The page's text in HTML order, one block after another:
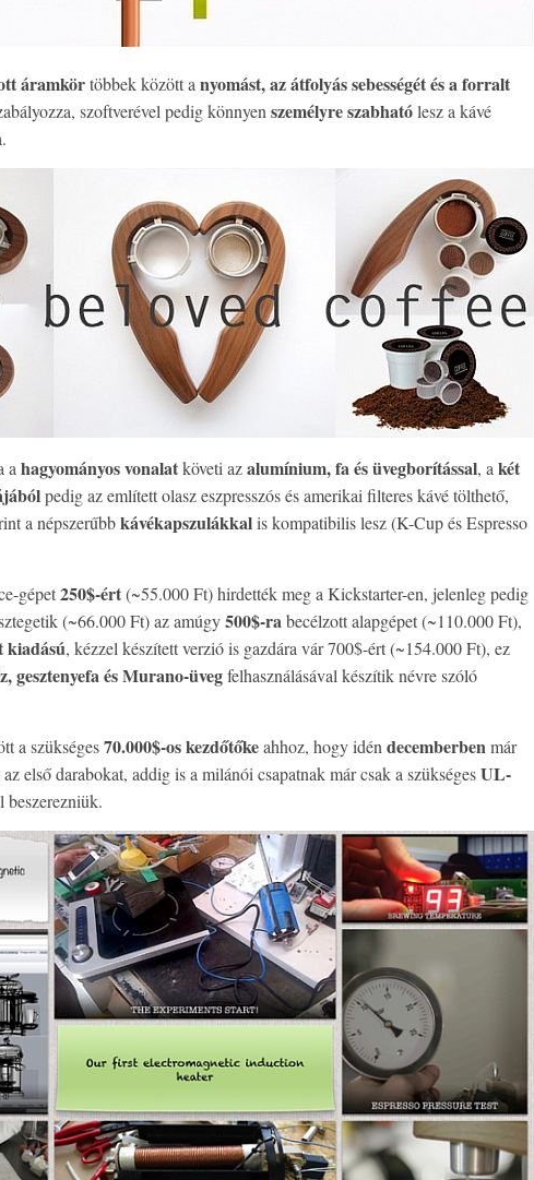
áramkörtöbbek között anyomást, az átfolyás sebességét és a forralt
szoftverével pedig könnyenszemélyre szabhatólesz a kávé
ahagyományos vonalatköveti azalumínium, fa és üvegborítással, akét
pedig az említett olasz eszpresszós és amerikai filteres kávé tölthető,
a népszerűbbkávékapszulákkalis kompatibilis lesz (K-Cup és Espresso
gépet250$-ért(~55.000 Ft) hirdették meg a Kickstarter-en, jelenleg pedig
(~66.000 Ft) az amúgy500$-rabecélzott alapgépet (~110.000 Ft),
kiadású, kézzel készített verzió is gazdára vár 700$-ért (~154.000 Ft), ez
gesztenyefa és Murano-üvegfelhasználásával készítik névre szóló
a szükséges70.000$-os kezdőtőkeahhoz, hogy idéndecemberbenmár
első darabokat, addig is a milánói csapatnak már csak a szükségesUL-
beszerezniük.